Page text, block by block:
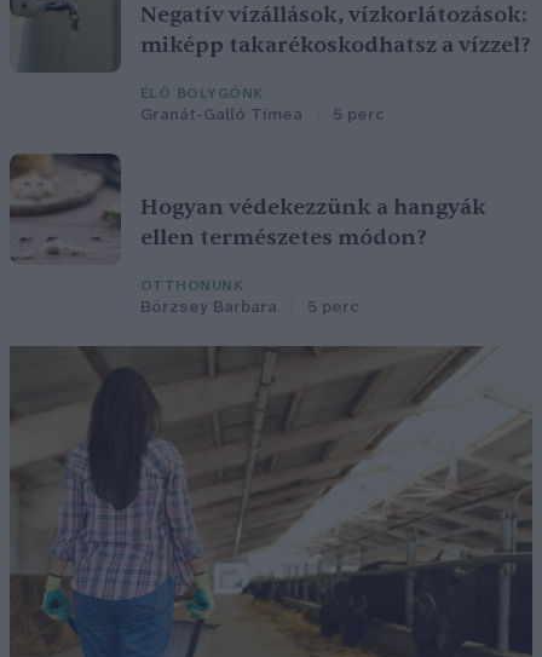
Negatív vízállások, vízkorlátozások:
miképp takarékoskodhatsz a vízzel?
ÉLŐ BOLYGÓNK
Granát-Galló Tímea 5 perc
Hogyan védekezzünk a hangyák
ellen természetes módon?
OTTHONUNK
Börzsey Barbara 5 perc